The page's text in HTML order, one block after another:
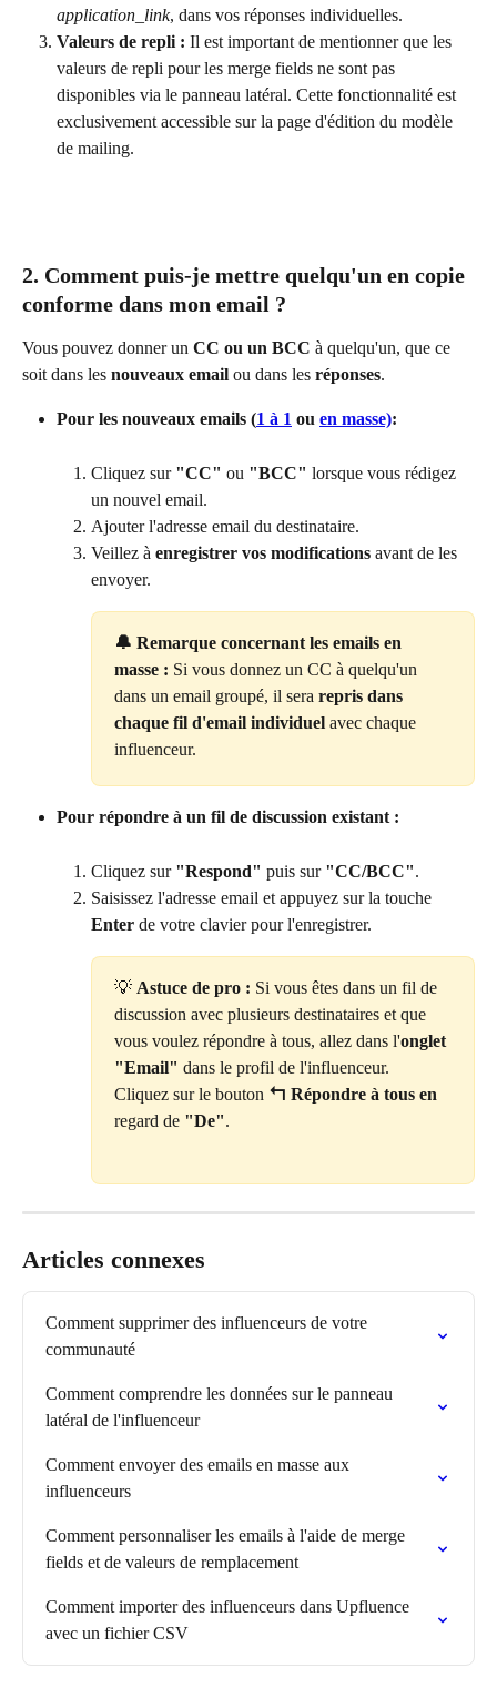
application_link, dans vos réponses individuelles.
Valeurs de repli : Il est important de mentionner que les
valeurs de repli pour les merge fields ne sont pas
disponibles via le panneau latéral. Cette fonctionnalité est
exclusivement accessible sur la page d'édition du modèle
de mailing.
2. Comment puis-je mettre quelqu'un en copie
conforme dans mon email ?
Vous pouvez donner un CC ou un BCC à quelqu'un, que ce
soit dans les nouveaux email ou dans les réponses.
Pour les nouveaux emails (1 à 1 ou en masse):
Cliquez sur "CC" ou "BCC" lorsque vous rédigez
un nouvel email.
Ajouter l'adresse email du destinataire.
Veillez à enregistrer vos modifications avant de les
envoyer.
🔔 Remarque concernant les emails en
masse : Si vous donnez un CC à quelqu'un
dans un email groupé, il sera repris dans
chaque fil d'email individuel avec chaque
influenceur.
Pour répondre à un fil de discussion existant :
Cliquez sur "Respond" puis sur "CC/BCC".
Saisissez l'adresse email et appuyez sur la touche
Enter de votre clavier pour l'enregistrer.
💡 Astuce de pro : Si vous êtes dans un fil de
discussion avec plusieurs destinataires et que
vous voulez répondre à tous, allez dans l'onglet
"Email" dans le profil de l'influenceur.
Cliquez sur le bouton ↰ Répondre à tous en
regard de "De".
Articles connexes
Comment supprimer des influenceurs de votre
communauté
Comment comprendre les données sur le panneau
latéral de l'influenceur
Comment envoyer des emails en masse aux
influenceurs
Comment personnaliser les emails à l'aide de merge
fields et de valeurs de remplacement
Comment importer des influenceurs dans Upfluence
avec un fichier CSV